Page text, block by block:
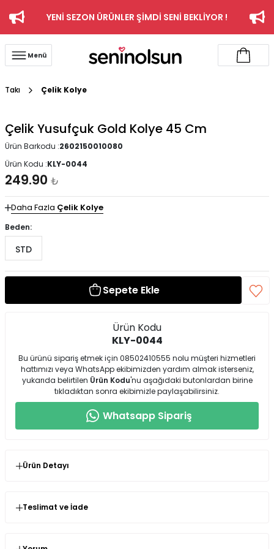
YENİ SEZON ÜRÜNLER ŞİMDİ SENİ BEKLİYOR !
Menü
Takı Çelik Kolye
Çelik Yusufçuk Gold Kolye 45 Cm
Ürün Barkodu :2602150010080
Ürün Kodu :KLY-0044
249.90 ₺
Daha Fazla Çelik Kolye
Beden:
STD
Sepete Ekle
Ürün Kodu
KLY-0044
Bu ürünü sipariş etmek için 08502410555 nolu müşteri hizmetleri
hattımızı veya WhatsApp ekibimizden yardım almak isterseniz,
yukarıda belirtilen Ürün Kodu'nu aşağıdaki butonlardan birine
tıkladıktan sonra ekibimizle paylaşabilirsiniz.
Whatsapp Sipariş
Ürün Detayı
Teslimat ve İade
siparişinizi teslim aldığınız andan itibaren 14 gündür.